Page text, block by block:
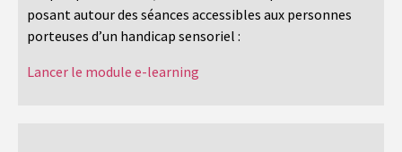
posant autour des séances accessibles aux personnes
porteuses d’un handicap sensoriel :
Lancer le module e-learning